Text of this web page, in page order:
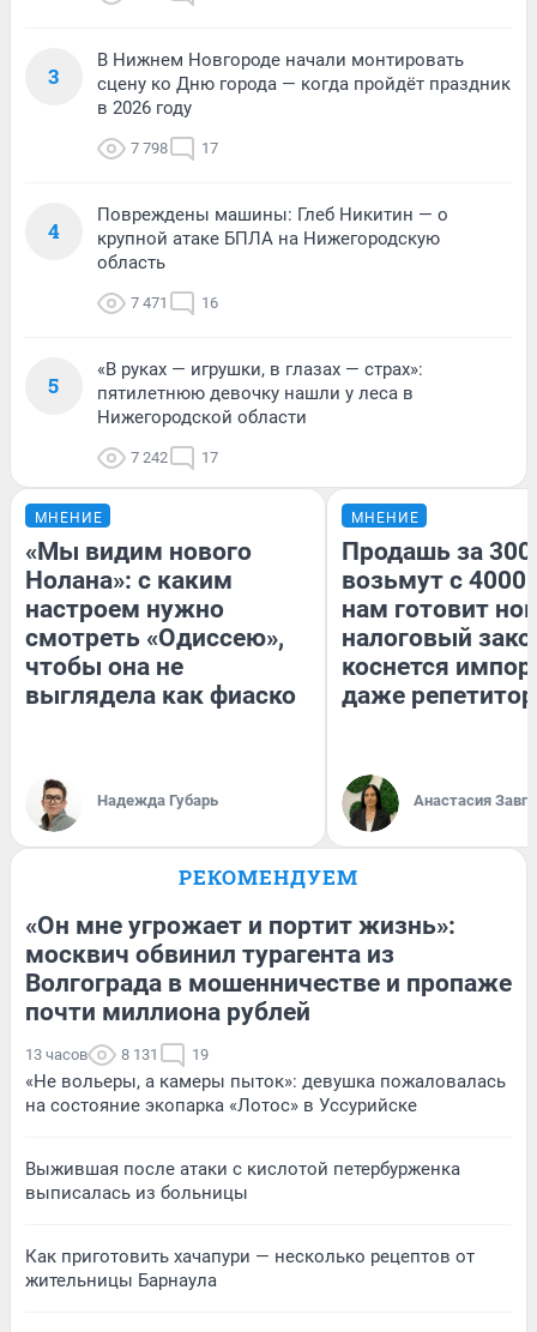
3
В Нижнем Новгороде начали монтировать
сцену ко Дню города — когда пройдёт праздник
в 2026 году
7 798 17
4
Повреждены машины: Глеб Никитин — о
крупной атаке БПЛА на Нижегородскую
область
7 471 16
5
«В руках — игрушки, в глазах — страх»:
пятилетнюю девочку нашли у леса в
Нижегородской области
7 242 17
МНЕНИЕ
«Мы видим нового
Нолана»: с каким
настроем нужно
смотреть «Одиссею»,
чтобы она не
выглядела как фиаско
Надежда Губарь
МНЕНИЕ
Продашь за
возьмут с
нам готовит
налоговый
коснется
даже
Анастасия
РЕКОМЕНДУЕМ
«Он мне угрожает и портит жизнь»:
москвич обвинил турагента из
Волгограда в мошенничестве и пропаже
почти миллиона рублей
13 часов 8 131 19
«Не вольеры, а камеры пыток»: девушка пожаловалась
на состояние экопарка «Лотос» в Уссурийске
Выжившая после атаки с кислотой петербурженка
выписалась из больницы
Как приготовить хачапури — несколько рецептов от
жительницы Барнаула